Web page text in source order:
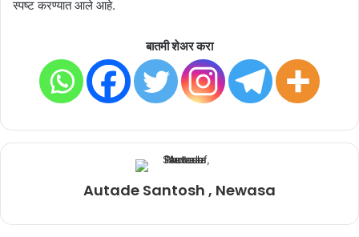
स्पष्ट करण्यात आले आहे.
बातमी शेअर करा
Autade Santosh , Newasa